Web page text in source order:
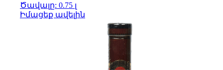
Ծավալը: 0.75 լ
Իմացեք ավելին